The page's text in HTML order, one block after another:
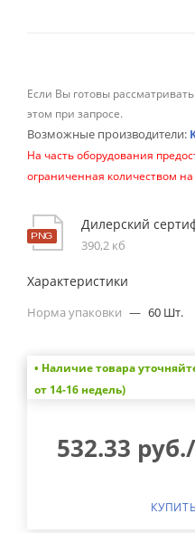
Если Вы готовы
этом при запросе.
Возможные производители:
На часть оборудования
ограниченная количеством
Дилерский
390,2 кб
Характеристики
Норма упаковки — 60 Шт.
• Наличие товара
от 14-16 недель)
532.33 руб.